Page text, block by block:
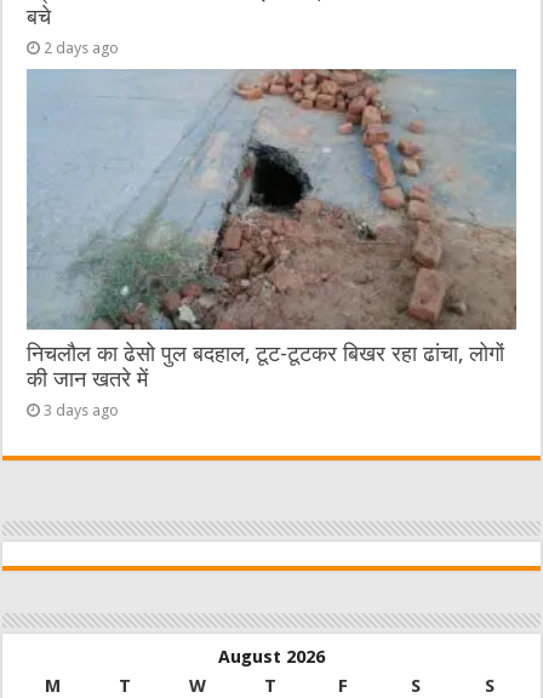
बचे
2 days ago
निचलौल का ढेसो पुल बदहाल, टूट-टूटकर बिखर रहा ढांचा, लोगों
की जान खतरे में
3 days ago
August 2026
M
T W T F S
S